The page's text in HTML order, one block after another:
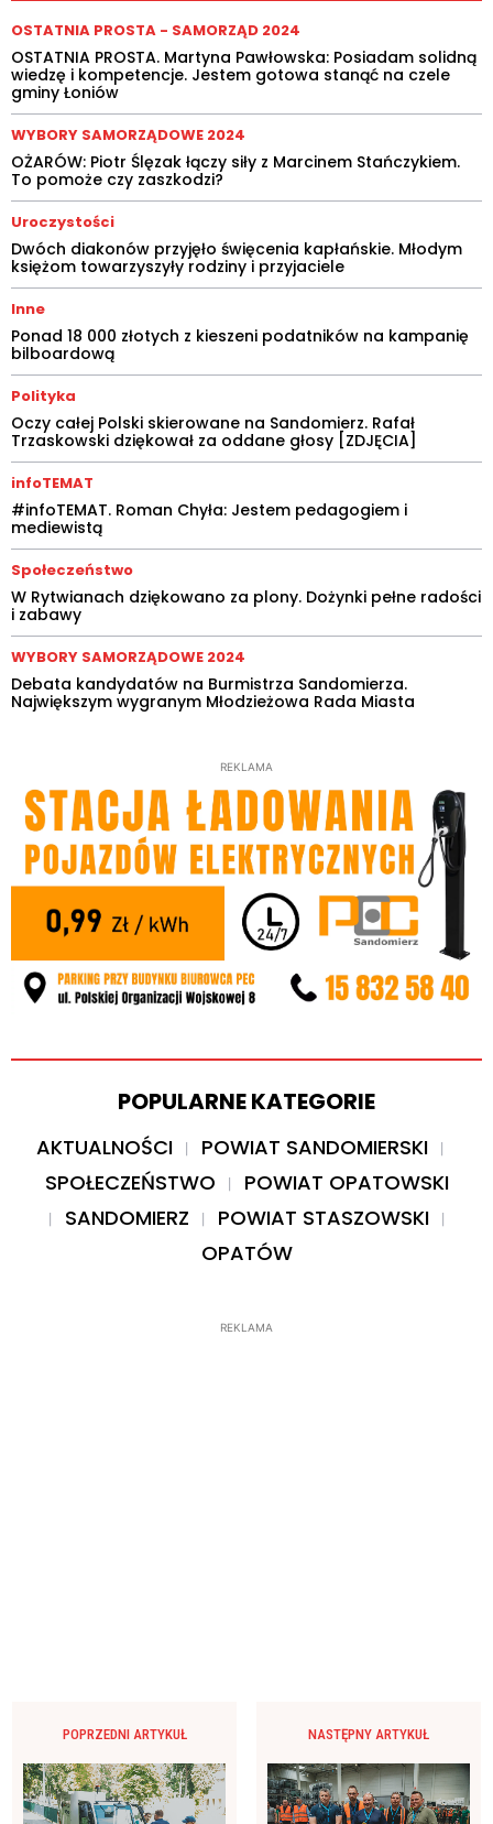
OSTATNIA PROSTA - SAMORZĄD 2024
OSTATNIA PROSTA. Martyna Pawłowska: Posiadam solidną
wiedzę i kompetencje. Jestem gotowa stanąć na czele
gminy Łoniów
WYBORY SAMORZĄDOWE 2024
OŻARÓW: Piotr Ślęzak łączy siły z Marcinem Stańczykiem.
To pomoże czy zaszkodzi?
Uroczystości
Dwóch diakonów przyjęło święcenia kapłańskie. Młodym
księżom towarzyszyły rodziny i przyjaciele
Inne
Ponad 18 000 złotych z kieszeni podatników na kampanię
bilboardową
Polityka
Oczy całej Polski skierowane na Sandomierz. Rafał
Trzaskowski dziękował za oddane głosy [ZDJĘCIA]
infoTEMAT
#infoTEMAT. Roman Chyła: Jestem pedagogiem i
mediewistą
Społeczeństwo
W Rytwianach dziękowano za plony. Dożynki pełne radości
i zabawy
WYBORY SAMORZĄDOWE 2024
Debata kandydatów na Burmistrza Sandomierza.
Największym wygranym Młodzieżowa Rada Miasta
REKLAMA
POPULARNE KATEGORIE
AKTUALNOŚCI
POWIAT SANDOMIERSKI
SPOŁECZEŃSTWO
POWIAT OPATOWSKI
SANDOMIERZ
POWIAT STASZOWSKI
OPATÓW
REKLAMA
POPRZEDNI ARTYKUŁ NASTĘPNY ARTYKUŁ